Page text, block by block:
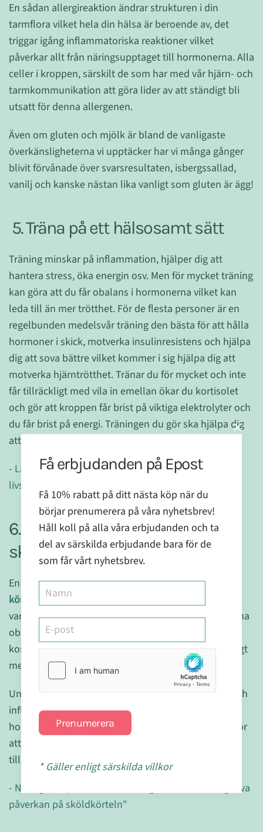
En sådan allergireaktion ändrar strukturen i din
tarmflora vilket hela din hälsa är beroende av, det
triggar igång inflammatoriska reaktioner vilket
påverkar allt från näringsupptaget till hormonerna. Alla
celler i kroppen, särskilt de som har med vår hjärn- och
tarmkommunikation att göra lider av att ständigt bli
utsatt för denna allergenen.
Även om gluten och mjölk är bland de vanligaste
överkänsligheterna vi upptäcker har vi många gånger
blivit förvånade över svarsresultaten, isbergssallad,
vanilj och kanske nästan lika vanligt som gluten är ägg!
5. Träna på ett hälsosamt sätt
Träning minskar på inflammation, hjälper dig att
hantera stress, öka energin osv. Men för mycket träning
kan göra att du får obalans i hormonerna vilket kan
leda till än mer trötthet. För de flesta personer är en
regelbunden medelsvår träning den bästa för att hålla
hormoner i skick, motverka insulinresistens och hjälpa
dig att sova bättre vilket kommer i sig hjälpa dig att
motverka hjärntrötthet. Tränar du för mycket och inte
får tillräckligt med vila in emellan ökar du kortisolet
och gör att kroppen får brist på viktiga elektrolyter och
du får brist på energi. Träningen du gör ska hjälpa dig
att bli gladare och mer energisk inte tvärtom.
- Läs mer: "Misstaget många kvinnor gör med sin
livsstil och träning"
6. Kolla upp dina hormoner och
sköldkörtel
En för låg funktion i sköldkörteln, trötta binjurar och
könshormonobalanser
varandra och till hjärndimman du kämpar med. Denna
obalans kommer ofta av dålig stresshantering, dålig
kosthållning, allergier/intoleranser och inte tillräckligt
med vila.
Undvik koffein, alkohol, socker, ”vita kolhydrater” och
inflammationshöjande livsmedel. Eventuellt gör ett
hormonellt test och ta hjälp av en näringsterapeut för
att hjälpa dig att ta itu med de underliggande skälen
till att du eventuellt har en hormonobalans.
- Näringsterapeuten om: "Östrogendominans negativa
påverkan på sköldkörteln"
Få erbjudanden på Epost
Få 10% rabatt på ditt nästa köp när du
börjar prenumerera på våra nyhetsbrev!
Håll koll på alla våra erbjudanden och ta
del av särskilda erbjudande bara för de
som får vårt nyhetsbrev.
Prenumerera
* Gäller enligt särskilda villkor